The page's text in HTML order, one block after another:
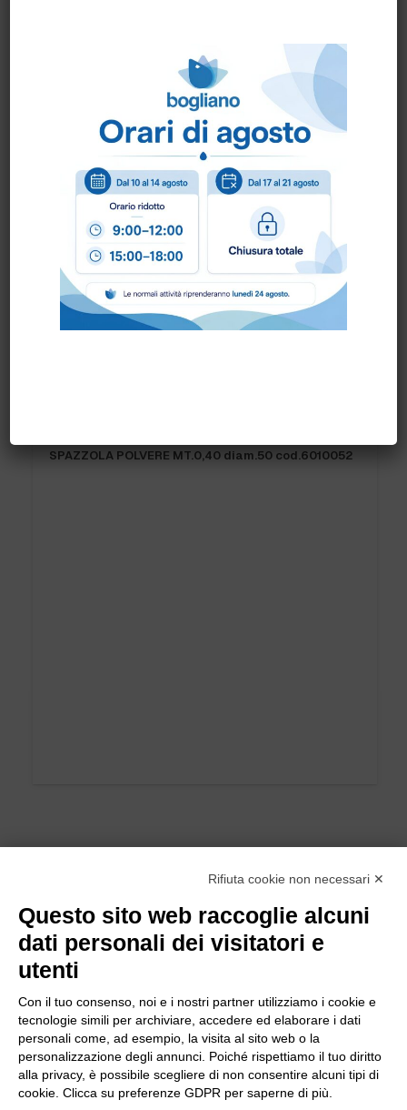
Come ordinare?
Puoi ordinare chiamando al 0172 478161oppure
scrivendo una mail a info@bogliano.it.
Per ogni informazione siamo a disposizione.
SPAZZOLA POLVERE MT.0,40 diam.50 cod.6010052
Rifiuta cookie non necessari ✕
Questo sito web raccoglie alcuni
dati personali dei visitatori e
utenti
Con il tuo consenso, noi e i nostri partner utilizziamo i cookie e
tecnologie simili per archiviare, accedere ed elaborare i dati
personali come, ad esempio, la visita al sito web o la
personalizzazione degli annunci. Poiché rispettiamo il tuo diritto
alla privacy, è possibile scegliere di non consentire alcuni tipi di
cookie. Clicca su preferenze GDPR per saperne di più.